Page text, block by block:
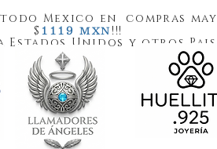
Mexico en compras
$ 1119 MXN!!!
Estados Unidos y otros